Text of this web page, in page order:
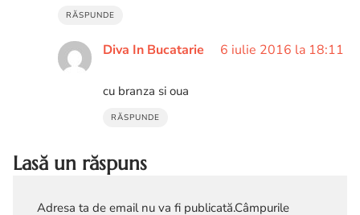
RĂSPUNDE
Diva In Bucatarie 6 iulie 2016 la 18:11
cu branza si oua
RĂSPUNDE
Lasă un răspuns
Adresa ta de email nu va fi publicată.Câmpurile